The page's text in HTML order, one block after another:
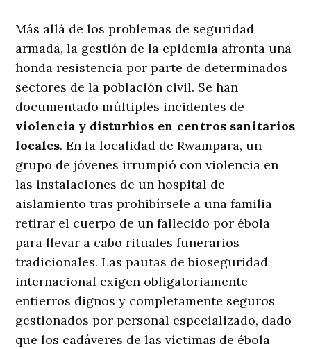
Más allá de los problemas de seguridad
armada, la gestión de la epidemia afronta una
honda resistencia por parte de determinados
sectores de la población civil. Se han
documentado múltiples incidentes de
violencia y disturbios en centros sanitarios
locales. En la localidad de Rwampara, un
grupo de jóvenes irrumpió con violencia en
las instalaciones de un hospital de
aislamiento tras prohibírsele a una familia
retirar el cuerpo de un fallecido por ébola
para llevar a cabo rituales funerarios
tradicionales. Las pautas de bioseguridad
internacional exigen obligatoriamente
entierros dignos y completamente seguros
gestionados por personal especializado, dado
que los cadáveres de las víctimas de ébola